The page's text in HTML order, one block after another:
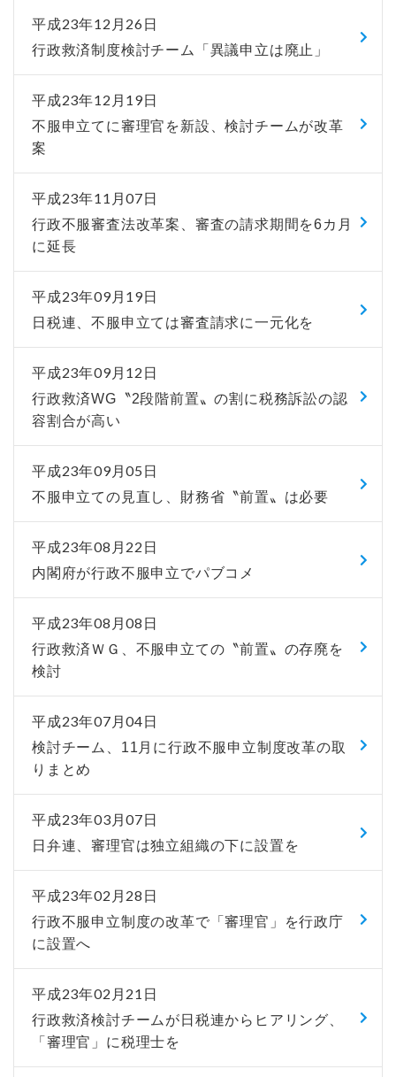
平成23年12月26日
行政救済制度検討チーム「異議申立は廃止」
平成23年12月19日
不服申立てに審理官を新設、検討チームが改革
案
平成23年11月07日
行政不服審査法改革案、審査の請求期間を6カ月
に延長
平成23年09月19日
日税連、不服申立ては審査請求に一元化を
平成23年09月12日
行政救済WG〝2段階前置〟の割に税務訴訟の認
容割合が高い
平成23年09月05日
不服申立ての見直し、財務省〝前置〟は必要
平成23年08月22日
内閣府が行政不服申立でパブコメ
平成23年08月08日
行政救済ＷＧ、不服申立ての〝前置〟の存廃を
検討
平成23年07月04日
検討チーム、11月に行政不服申立制度改革の取
りまとめ
平成23年03月07日
日弁連、審理官は独立組織の下に設置を
平成23年02月28日
行政不服申立制度の改革で「審理官」を行政庁
に設置へ
平成23年02月21日
行政救済検討チームが日税連からヒアリング、
「審理官」に税理士を